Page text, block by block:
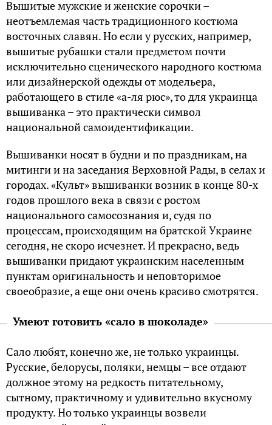
Вышитые мужские и женские сорочки –
неотъемлемая часть традиционного костюма
восточных славян. Но если у русских, например,
вышитые рубашки стали предметом почти
исключительно сценического народного костюма
или дизайнерской одежды от модельера,
работающего в стиле «а-ля рюс», то для украинца
вышиванка – это практически символ
национальной самоидентификации.
Вышиванки носят в будни и по праздникам, на
митинги и на заседания Верховной Рады, в селах и
городах. «Культ» вышиванки возник в конце 80-х
годов прошлого века в связи с ростом
национального самосознания и, судя по
процессам, происходящим на братской Украине
сегодня, не скоро исчезнет. И прекрасно, ведь
вышиванки придают украинским населенным
пунктам оригинальность и неповторимое
своеобразие, а еще они очень красиво смотрятся.
Умеют готовить «сало в шоколаде»
Сало любят, конечно же, не только украинцы.
Русские, белорусы, поляки, немцы – все отдают
должное этому на редкость питательному,
сытному, практичному и удивительно вкусному
продукту. Но только украинцы возвели